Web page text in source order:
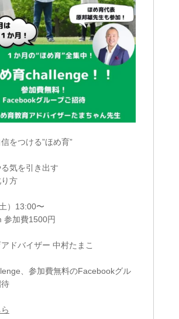
をつける”ほめ育”
気を引き出す
方
）13:00〜
参加費1500円
ドバイザー 中村たまこ
、参加費無料のFacebookグル